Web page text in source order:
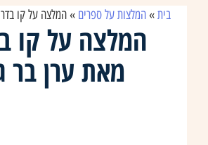
בית»המלצות על ספרים »המלצה על קו
המלצה על קו
מאת ערן בר